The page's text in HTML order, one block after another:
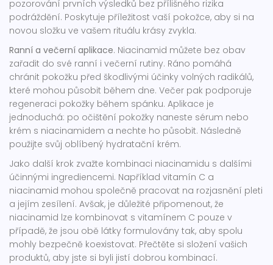
pozorování prvních výsledků bez přílišného rizika
podráždění. Poskytuje příležitost vaší pokožce, aby si na
novou složku ve vašem rituálu krásy zvykla.
Ranní a večerní aplikace. Niacinamid můžete bez obav
zařadit do své ranní i večerní rutiny. Ráno pomáhá
chránit pokožku před škodlivými účinky volných radikálů,
které mohou působit během dne. Večer pak podporuje
regeneraci pokožky během spánku. Aplikace je
jednoduchá: po očištění pokožky naneste sérum nebo
krém s niacinamidem a nechte ho působit. Následně
použijte svůj oblíbený hydratační krém.
Jako další krok zvažte kombinaci niacinamidu s dalšími
účinnými ingrediencemi. Například vitamín C a
niacinamid mohou společně pracovat na rozjasnění pleti
a jejím zesílení. Avšak, je důležité připomenout, že
niacinamid lze kombinovat s vitamínem C pouze v
případě, že jsou obě látky formulovány tak, aby spolu
mohly bezpečně koexistovat. Přečtěte si složení vašich
produktů, aby jste si byli jistí dobrou kombinací.